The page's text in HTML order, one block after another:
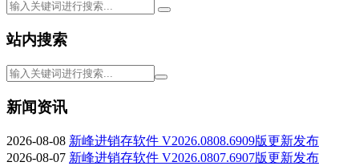
站内搜索
新闻资讯
2026-08-08 新峰进销存软件 V2026.0808.6909版更新发布
2026-08-07 新峰进销存软件 V2026.0807.6907版更新发布